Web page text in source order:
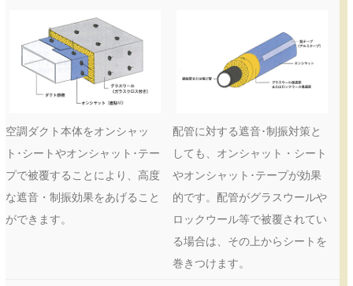
空調ダクト本体をオンシャッ
ト･シートやオンシャット･テー
プで被覆することにより、高度
な遮音・制振効果をあげること
ができます。
配管に対する遮音･制振対策と
しても、オンシャット・シート
やオンシャット･テープが効果
的です。配管がグラスウールや
ロックウール等で被覆されてい
る場合は、その上からシートを
巻きつけます。